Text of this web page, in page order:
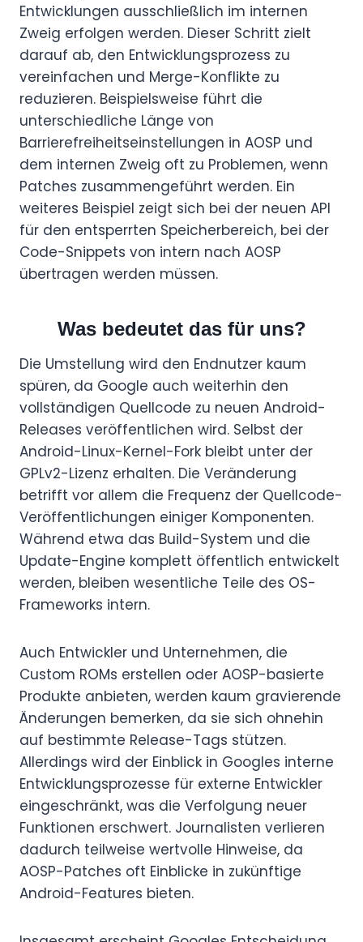
Entwicklungen ausschließlich im internen
Zweig erfolgen werden. Dieser Schritt zielt
darauf ab, den Entwicklungsprozess zu
vereinfachen und Merge-Konflikte zu
reduzieren. Beispielsweise führt die
unterschiedliche Länge von
Barrierefreiheitseinstellungen in AOSP und
dem internen Zweig oft zu Problemen, wenn
Patches zusammengeführt werden. Ein
weiteres Beispiel zeigt sich bei der neuen API
für den entsperrten Speicherbereich, bei der
Code-Snippets von intern nach AOSP
übertragen werden müssen.
Was bedeutet das für uns?
Die Umstellung wird den Endnutzer kaum
spüren, da Google auch weiterhin den
vollständigen Quellcode zu neuen Android-
Releases veröffentlichen wird. Selbst der
Android-Linux-Kernel-Fork bleibt unter der
GPLv2-Lizenz erhalten. Die Veränderung
betrifft vor allem die Frequenz der Quellcode-
Veröffentlichungen einiger Komponenten.
Während etwa das Build-System und die
Update-Engine komplett öffentlich entwickelt
werden, bleiben wesentliche Teile des OS-
Frameworks intern.
Auch Entwickler und Unternehmen, die
Custom ROMs erstellen oder AOSP-basierte
Produkte anbieten, werden kaum gravierende
Änderungen bemerken, da sie sich ohnehin
auf bestimmte Release-Tags stützen.
Allerdings wird der Einblick in Googles interne
Entwicklungsprozesse für externe Entwickler
eingeschränkt, was die Verfolgung neuer
Funktionen erschwert. Journalisten verlieren
dadurch teilweise wertvolle Hinweise, da
AOSP-Patches oft Einblicke in zukünftige
Android-Features bieten.